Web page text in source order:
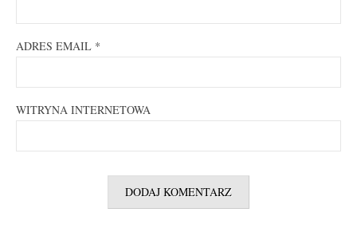
ADRES EMAIL *
WITRYNA INTERNETOWA